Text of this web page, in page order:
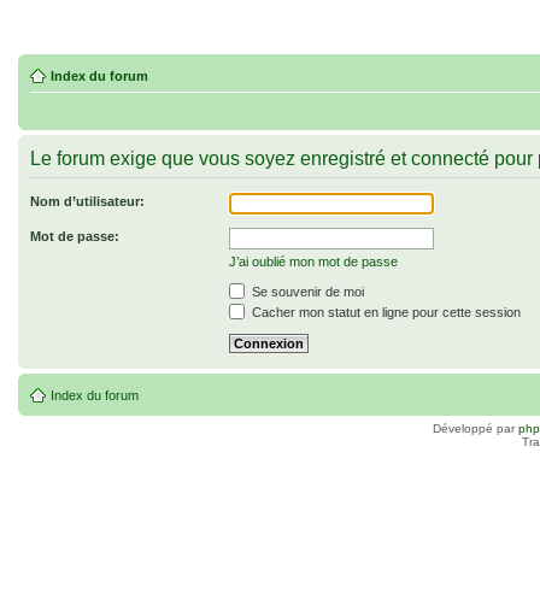
Index du forum
Le forum exige que vous soyez enregistré et connecté
Nom d’utilisateur:
Mot de passe:
J’ai oublié mon mot de passe
Se souvenir de moi
Cacher mon statut en ligne pour cette session
Index du forum
Développé par